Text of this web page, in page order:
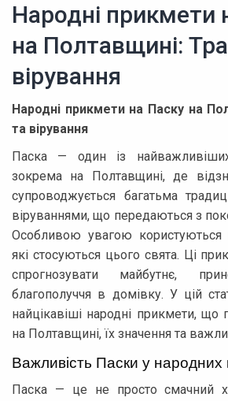
Народні прикмети
на Полтавщині:
вірування
Народні прикмети на Паску на
та вірування
Паска — один із
зокрема на Полтавщині, де
супроводжується багатьма
віруваннями, що передаються з
Особливою увагою користуються
які стосуються цього свята. Ці
спрогнозувати майбутнє,
благополуччя в домівку. У цій
найцікавіші народні прикмети, що
на Полтавщині, їх значення та
Важливість Паски у народних
Паска — це не просто смачний